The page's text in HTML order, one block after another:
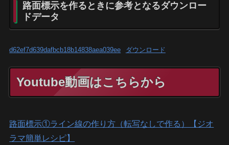
路面標示を作るときに参考となるダウンロー
ドデータ
d62ef7d639dafbcb18b14838aea039ee ダウンロード
Youtube動画はこちらから
路面標示①ライン線の作り方（転写なしで作る）【ジオ
ラマ簡単レシピ】